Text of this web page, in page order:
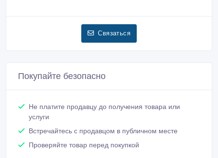
Связаться
Покупайте безопасно
Не платите продавцу до получения товара или
услуги
Встречайтесь с продавцом в публичном месте
Проверяйте товар перед покупкой